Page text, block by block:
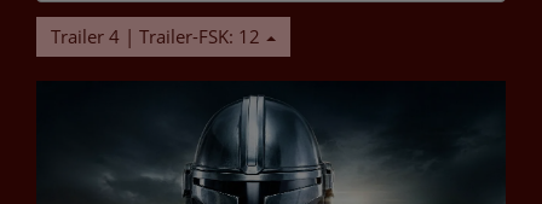
Trailer 4 | Trailer-FSK: 12